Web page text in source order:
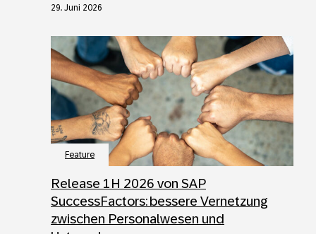
29. Juni 2026
Feature
Release 1H 2026 von SAP
SuccessFactors: bessere Vernetzung
zwischen Personalwesen und